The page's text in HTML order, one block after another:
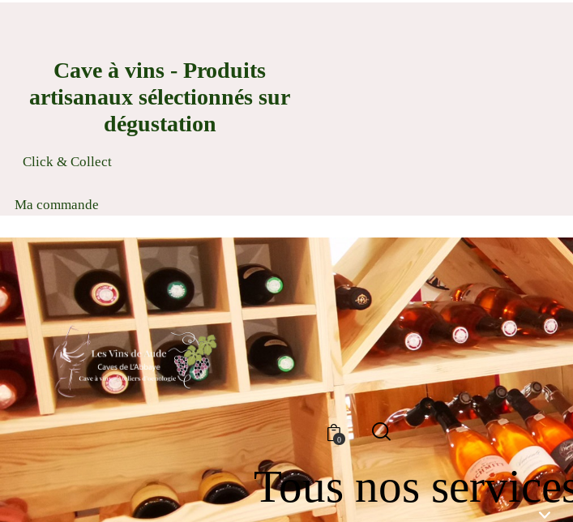
Cave à vins - Produits
artisanaux sélectionnés sur
dégustation
Click & Collect
Ma commande
0
Tous nos